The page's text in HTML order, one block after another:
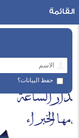
حفظ البيانات؟
القائمة